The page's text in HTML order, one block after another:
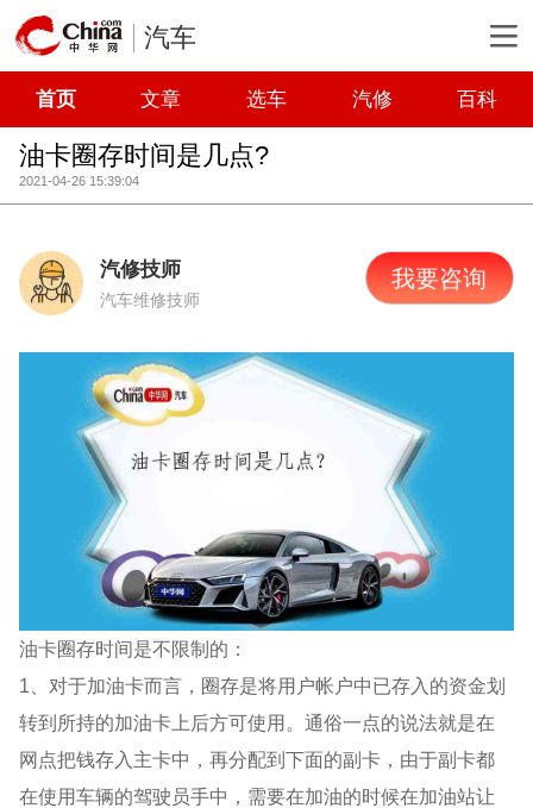
汽车
首页 文章 选车 汽修 百科
油卡圈存时间是几点?
2021-04-26 15:39:04
汽修技师
汽车维修技师
我要咨询
油卡圈存时间是不限制的：
1、对于加油卡而言，圈存是将用户帐户中已存入的资金划
转到所持的加油卡上后方可使用。通俗一点的说法就是在
网点把钱存入主卡中，再分配到下面的副卡，由于副卡都
在使用车辆的驾驶员手中，需要在加油的时候在加油站让